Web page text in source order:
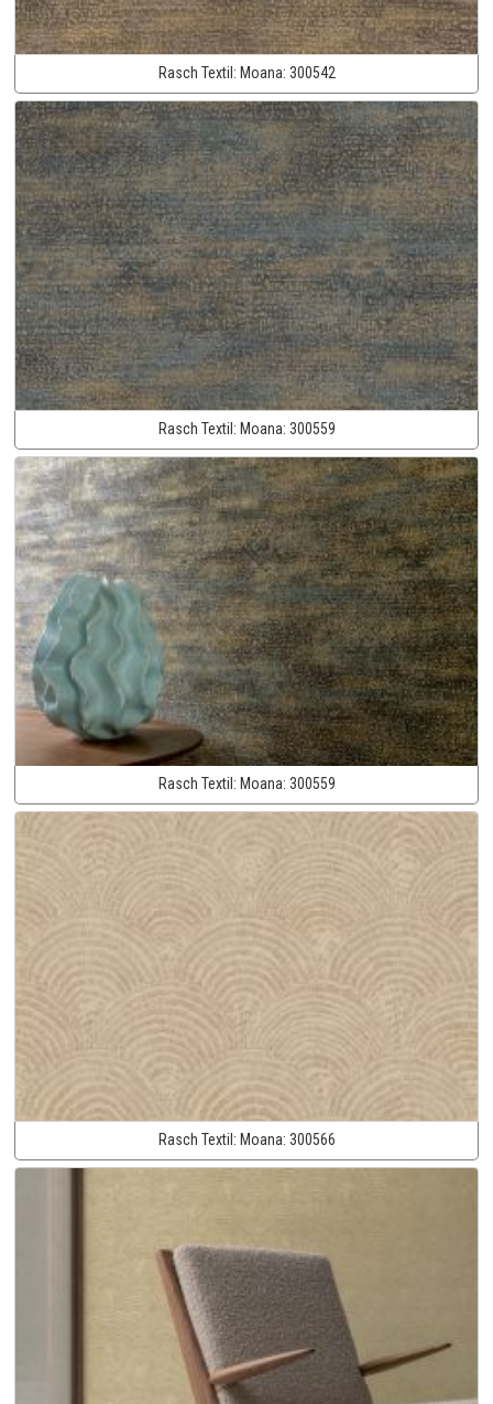
Rasch Textil: Moana: 300542
Rasch Textil: Moana: 300559
Rasch Textil: Moana: 300559
Rasch Textil: Moana: 300566